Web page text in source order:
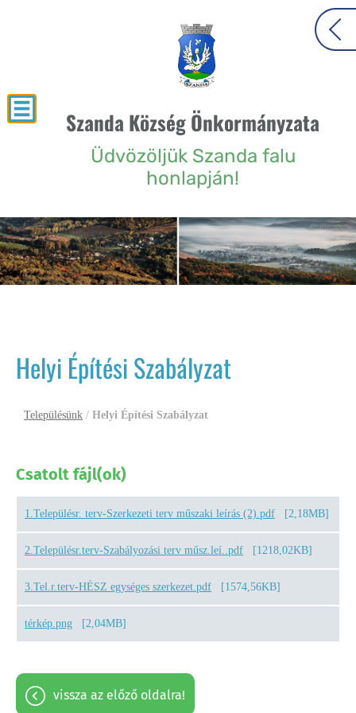
Szanda Község Önkormányzata
Üdvözöljük Szanda falu
honlapján!
Helyi Építési Szabályzat
Településünk / Helyi Építési Szabályzat
Csatolt fájl(ok)
1.Településr. terv-Szerkezeti terv műszaki leírás (2).pdf [2,18MB]
2.Településr.terv-Szabályozási terv műsz.leí..pdf [1218,02KB]
3.Tel.r.terv-HÉSZ egységes szerkezet.pdf [1574,56KB]
térkép.png [2,04MB]
vissza az előző oldalra!